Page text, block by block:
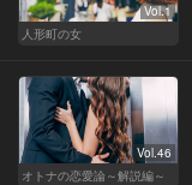
Vol.1
人形町の女
Vol.46
オトナの恋愛論～解説編～